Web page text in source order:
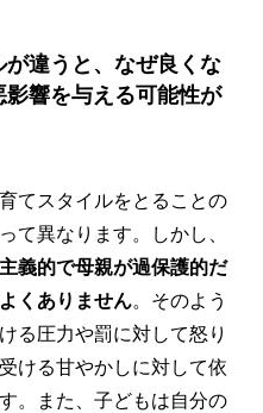
違うと、なぜ良くな
響を与える可能性が
てスタイルをとることの
て異なります。しかし、
義的で母親が過保護的だ
くありません。そのよう
る圧力や罰に対して怒り
ける甘やかしに対して依
。また、子どもは自分の